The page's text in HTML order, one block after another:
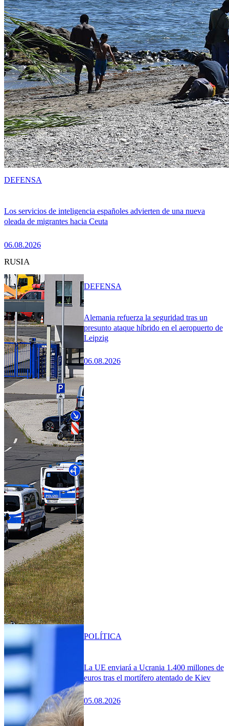
Los servicios de inteligencia españoles advierten de una nueva
oleada de migrantes hacia Ceuta
06.08.2026
DEFENSA
RUSIA
Alemania refuerza la seguridad tras un
presunto ataque híbrido en el aeropuerto de
Leipzig
06.08.2026
DEFENSA
La UE enviará a Ucrania 1.400 millones de
euros tras el mortífero atentado de Kiev
05.08.2026
POLÍTICA